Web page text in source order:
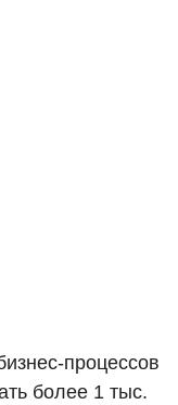
процессов
более 1 тыс.